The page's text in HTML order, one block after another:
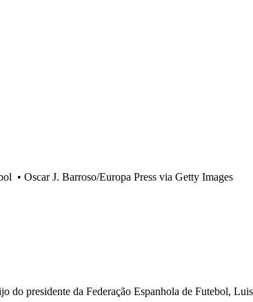
• Oscar J. Barroso/Europa Press via Getty Images
do presidente da Federação Espanhola de Futebol,